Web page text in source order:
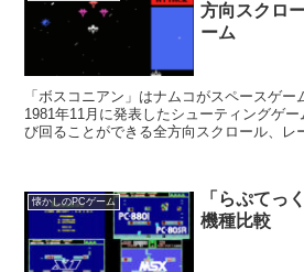
方向スクロ
ーム
「ボスコニアン」はナムコがスペースゲ
1981年11月に発表したシューティングゲーム。 宇宙空間を
び回ることができる全方向スクロール、レ
懐かしのPCゲーム
「らぷてっ
機種比較